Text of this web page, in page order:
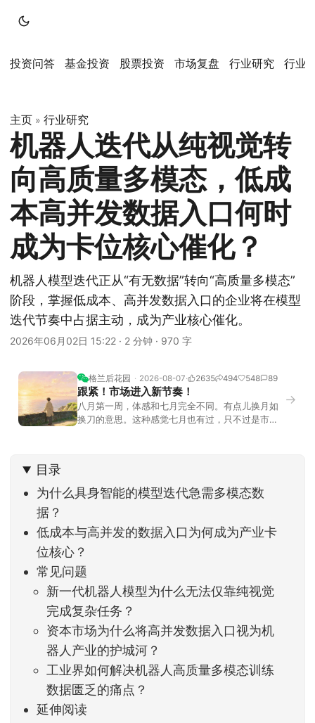
投资问答 基金投资 股票投资 市场复盘 行业研究 行业
主页 » 行业研究
机器人迭代从纯视觉转
向高质量多模态，低成
本高并发数据入口何时
成为卡位核心催化？
机器人模型迭代正从“有无数据”转向“高质量多模态”
阶段，掌握低成本、高并发数据入口的企业将在模型
迭代节奏中占据主动，成为产业核心催化。
2026年06月02日 15:22 · 2 分钟 · 970 字
格兰后花园 2026-08-07 2635 494 548 89
跟紧！市场进入新节奏！
八月第一周，体感和七月完全不同。有点儿换月如
换刀的意思。这种感觉七月也有过，只不过是市场
家感受到了春天般的暖风。指数涨了百点，交易额
回暖到2
→
目录
为什么具身智能的模型迭代急需多模态数
据？
低成本与高并发的数据入口为何成为产业卡
位核心？
常见问题
新一代机器人模型为什么无法仅靠纯视觉
完成复杂任务？
资本市场为什么将高并发数据入口视为机
器人产业的护城河？
工业界如何解决机器人高质量多模态训练
数据匮乏的痛点？
延伸阅读